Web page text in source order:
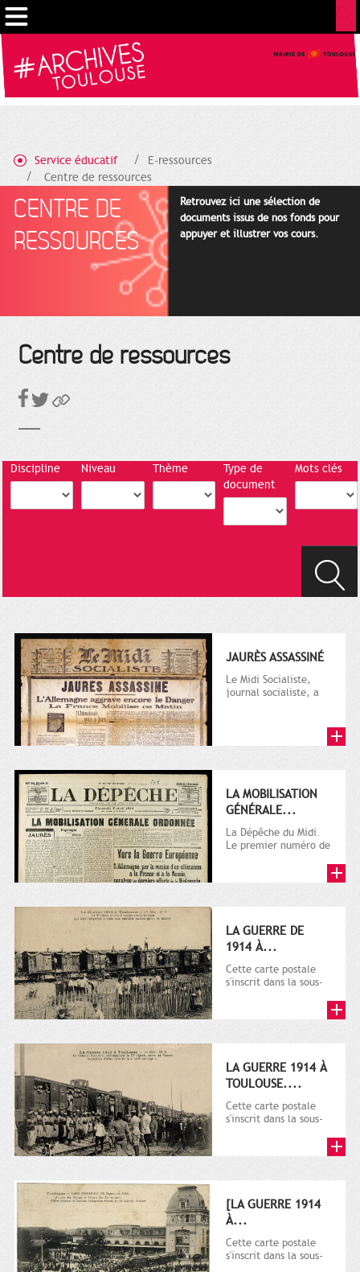
Service éducatif
E-ressources
Centre de ressources
CENTRE DE
RESSOURCES
Retrouvez ici une sélection de
documents issus de nos fonds pour
appuyer et illustrer vos cours.
Centre de ressources
Discipline Niveau Thème
Type de
document
Mots clés
JAURÈS ASSASSINÉ
Le Midi Socialiste,
journal socialiste, a
LA MOBILISATION
GÉNÉRALE...
La Dépêche du Midi.
Le premier numéro de
octobre...
LA GUERRE DE
1914 À...
Cette carte postale
s'inscrit dans la sous-
plusieurs milliers de...
LA GUERRE 1914 À
TOULOUSE....
Cette carte postale
s'inscrit dans la sous-
plusieurs milliers de...
[LA GUERRE 1914
À...
Cette carte postale
s'inscrit dans la sous-
Gestion de vos préférences sur les cookies